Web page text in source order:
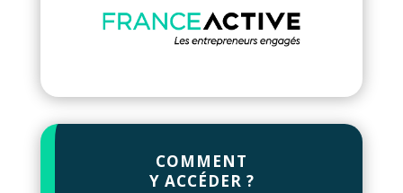
COMMENT
Y ACCÉDER ?